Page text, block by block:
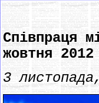
Співпраця
жовтня 2012
3